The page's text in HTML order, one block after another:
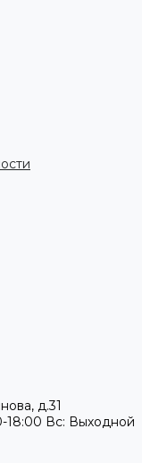
д.31
18:00 Вс: Выходной